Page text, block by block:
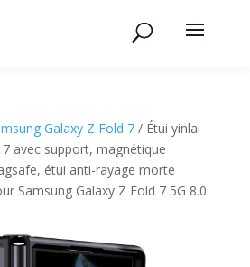
Galaxy Z Fold 7/ Étui yinlai
avec support, magnétique
étui anti-rayage morte
Samsung Galaxy Z Fold 7 5G 8.0